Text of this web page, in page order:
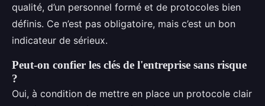
qualité, d’un personnel formé et de protocoles bien
définis. Ce n’est pas obligatoire, mais c’est un bon
indicateur de sérieux.
Peut-on confier les clés de l'entreprise sans risque
?
Oui, à condition de mettre en place un protocole clair